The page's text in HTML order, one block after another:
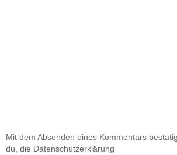
Mit dem Absenden eines Kommentars
du, die Datenschutzerklärung